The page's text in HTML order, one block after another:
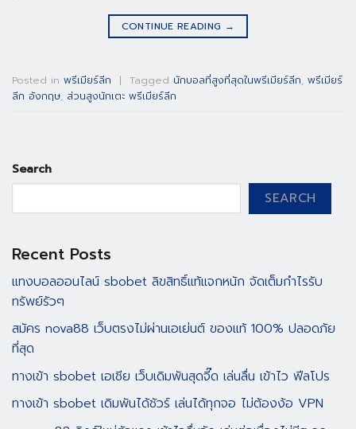
CONTINUE READING →
Posted in พรีเมียร์ลีก | Tagged นักบอลที่สูงที่สุดในพรีเมียร์ลีก, พรีเมียร์
ลีก อังกฤษ, ส่วนสูงนักเตะ พรีเมียร์ลีก
Search
SEARCH
Recent Posts
แทงบอลออนไลน์ sbobet ลิขสิทธิ์แท้แจกหนัก จัดเต็มกำไรรับ
ทรัพย์รัวๆ
สมัคร nova88 เว็บตรงไม่ผ่านเอเย่นต์ ของแท้ 100% ปลอดภัย
ที่สุด
ทางเข้า sbobet เอเชีย เว็บเดิมพันสุดจี๊ด เล่นลื่น เข้าไว ฟีลโปร
ทางเข้า sbobet เดิมพันได้ชัวร์ เล่นได้ทุกจอ ไม่ต้องง้อ VPN